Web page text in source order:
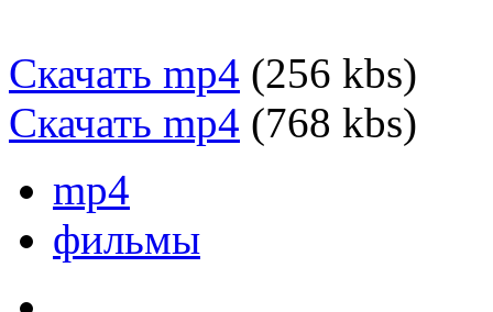
Скачать mp4 (256 kbs)
Скачать mp4 (768 kbs)
mp4
фильмы